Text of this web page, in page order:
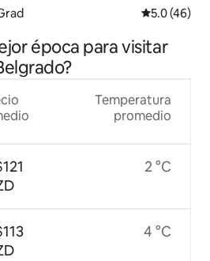
Calificación
5.0 (46)
época para visitar
Temperatura
promedio
2 °C
4 °C